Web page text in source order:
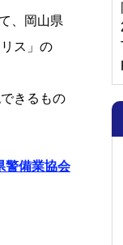
、岡山県
ス」の
きるもの
警備業協会